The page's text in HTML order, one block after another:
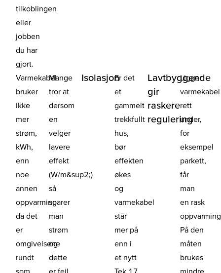
tilkoblingen
eller
jobben
du har
gjort.
Varmekabel
bruker
ikke
mer
strøm,
kWh,
enn
noe
annen
oppvarming
da det
er
omgivelsene
rundt
som
Mange
tror at
dersom
en
velger
lavere
effekt
(W/m&sup2;)
så
sparer
man
strøm
og
dette
er feil.
IsolasjonEr det
et
gammelt
trekkfullt
hus,
bør
effekten
økes
og
varmekabel
står
mer på
enn i
et nytt
Tek 17
Lavtbyggende
gir
raskere
regulering
Ligger
varmekabel
rett
under,
for
eksempel
parkett,
får
man
en rask
På den
måten
brukes
mindre